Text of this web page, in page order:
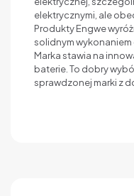
elektrycznymi, ale
Produkty Engwe
solidnym wykonaniem
Marka stawia na
baterie. To dobry
sprawdzonej marki z